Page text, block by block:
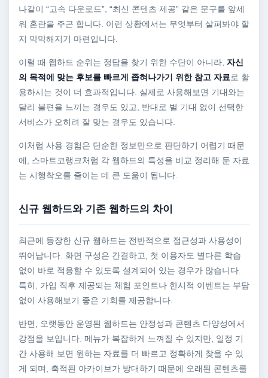
나같이 “고속 다운로드”, “최신 콘텐츠 제공” 같은 문구를 앞세
워 혼란을 주곤 합니다. 이런 상황에서는 무엇부터 살펴봐야 할
지 막막해지기 마련입니다.
이럴 때 웹하드 순위는 정답을 찾기 위한 수단이 아니라, 자신
의 목적에 맞는 후보를 빠르게 좁혀나가기 위한 참고 자료로 활
용하시는 것이 더 효과적입니다. 실제로 사용해보면 기대와는
달리 불편을 느끼는 경우도 있고, 반대로 별 기대 없이 선택한
서비스가 오히려 잘 맞는 경우도 있습니다.
이처럼 사용 경험은 단순한 정보만으로 판단하기 어렵기 때문
에, 스마트코랭크처럼 각 웹하드의 특성을 비교 정리해 둔 자료
는 시행착오를 줄이는 데 큰 도움이 됩니다.
신규 웹하드와 기존 웹하드의 차이
최근에 등장한 신규 웹하드는 전반적으로 접근성과 사용성이
뛰어납니다. 화면 구성은 간결하고, 첫 이용자도 별다른 학습
없이 바로 적응할 수 있도록 설계되어 있는 경우가 많습니다.
특히, 가입 직후 제공되는 체험 포인트나 한시적 이벤트는 부담
없이 사용해보기 좋은 기회를 제공합니다.
반면, 오랫동안 운영된 웹하드는 안정성과 콘텐츠 다양성에서
강점을 보입니다. 메뉴가 복잡하게 느껴질 수 있지만, 일정 기
간 사용해 보면 원하는 자료를 더 빠르고 정확하게 찾을 수 있
게 되며, 축적된 아카이브가 방대하기 때문에 오래된 콘텐츠를